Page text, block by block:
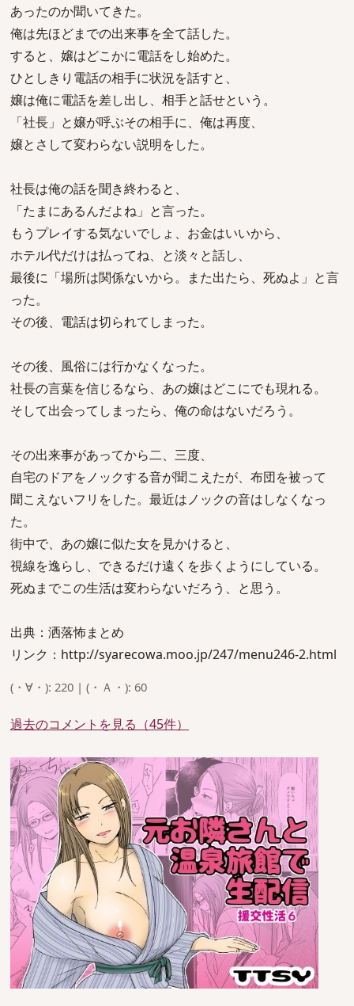
あったのか聞いてきた。
俺は先ほどまでの出来事を全て話した。
すると、嬢はどこかに電話をし始めた。
ひとしきり電話の相手に状況を話すと、
嬢は俺に電話を差し出し、相手と話せという。
「社長」と嬢が呼ぶその相手に、俺は再度、
嬢とさして変わらない説明をした。
社長は俺の話を聞き終わると、
「たまにあるんだよね」と言った。
もうプレイする気ないでしょ、お金はいいから、
ホテル代だけは払ってね、と淡々と話し、
最後に「場所は関係ないから。また出たら、死ぬよ」と言
った。
その後、電話は切られてしまった。
その後、風俗には行かなくなった。
社長の言葉を信じるなら、あの嬢はどこにでも現れる。
そして出会ってしまったら、俺の命はないだろう。
その出来事があってから二、三度、
自宅のドアをノックする音が聞こえたが、布団を被って
聞こえないフリをした。最近はノックの音はしなくなっ
た。
街中で、あの嬢に似た女を見かけると、
視線を逸らし、できるだけ遠くを歩くようにしている。
死ぬまでこの生活は変わらないだろう、と思う。
出典：洒落怖まとめ
リンク：http://syarecowa.moo.jp/247/menu246-2.html
(・∀・): 220 | (・Ａ・): 60
過去のコメントを見る（45件）